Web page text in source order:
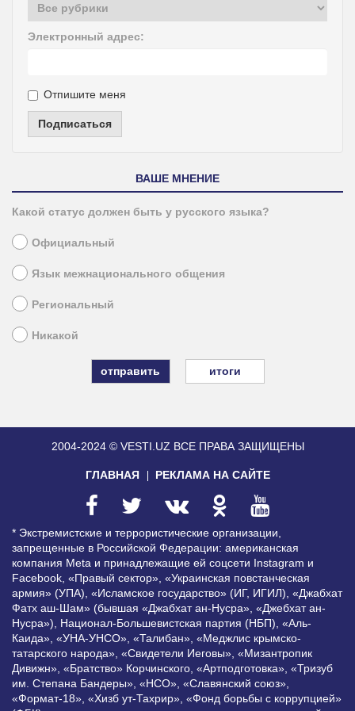
Электронный адрес:
Отпишите меня
Подписаться
ВАШЕ МНЕНИЕ
Какой статус должен быть у русского языка?
Официальный
Язык межнационального общения
Региональный
Никакой
итоги
2004-2024 © VESTI.UZ ВСЕ ПРАВА ЗАЩИЩЕНЫ
ГЛАВНАЯ РЕКЛАМА НА САЙТЕ
* Экстремистские и террористические организации,
запрещенные в Российской Федерации: американская
компания Meta и принадлежащие ей соцсети Instagram и
Facebook, «Правый сектор», «Украинская повстанческая
армия» (УПА), «Исламское государство» (ИГ, ИГИЛ), «Джабхат
Фатх аш-Шам» (бывшая «Джабхат ан-Нусра», «Джебхат ан-
Нусра»), Национал-Большевистская партия (НБП), «Аль-
Каида», «УНА-УНСО», «Талибан», «Меджлис крымско-
татарского народа», «Свидетели Иеговы», «Мизантропик
Дивижн», «Братство» Корчинского, «Артподготовка», «Тризуб
им. Степана Бандеры», «НСО», «Славянский союз»,
«Формат-18», «Хизб ут-Тахрир», «Фонд борьбы с коррупцией»